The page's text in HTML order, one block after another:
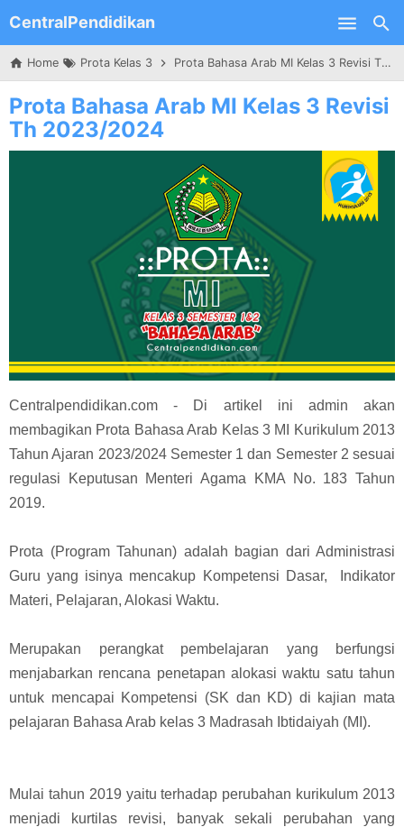
Skip to main content
CentralPendidikan
Home Prota Kelas 3 Prota Bahasa Arab MI Kelas 3 Revisi Th 2023/2024
Prota Bahasa Arab MI Kelas 3 Revisi
Th 2023/2024
Centralpendidikan.com - Di artikel ini admin akan
membagikan Prota Bahasa Arab Kelas 3 MI Kurikulum 2013
Tahun Ajaran 2023/2024 Semester 1 dan Semester 2 sesuai
regulasi Keputusan Menteri Agama KMA No. 183 Tahun
2019.
Prota (Program Tahunan) adalah bagian dari Administrasi
Guru yang isinya mencakup Kompetensi Dasar, Indikator
Materi, Pelajaran, Alokasi Waktu.
Merupakan perangkat pembelajaran yang berfungsi
menjabarkan rencana penetapan alokasi waktu satu tahun
untuk mencapai Kompetensi (SK dan KD) di kajian mata
pelajaran Bahasa Arab kelas 3 Madrasah Ibtidaiyah (MI).
Mulai tahun 2019 yaitu terhadap perubahan kurikulum 2013
menjadi kurtilas revisi, banyak sekali perubahan yang